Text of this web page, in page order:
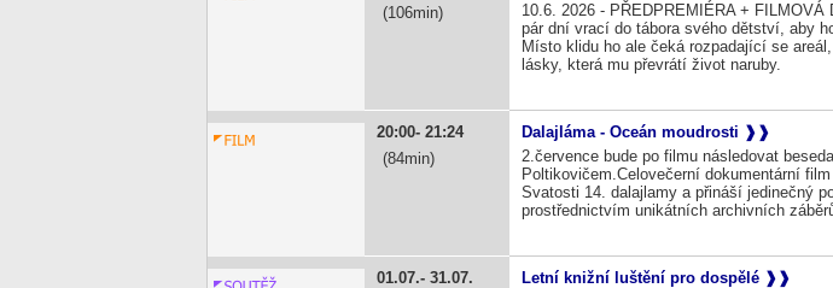
106
10.6. 2026 - PŘEDPREMIÉRA +
pár dní vrací do tábora svého dětství, aby
Místo klidu ho ale čeká rozpadající se
lásky, která mu převrátí život naruby.
20:00 21:24
84
Dalajláma - Oceán moudrosti
2.července bude po filmu následovat
Poltikovičem.Celovečerní dokumentární
Svatosti 14. dalajlamy a přináší jedinečný
prostřednictvím unikátních archivních
01.07. 31.07.
Letní knižní luštění pro dospělé